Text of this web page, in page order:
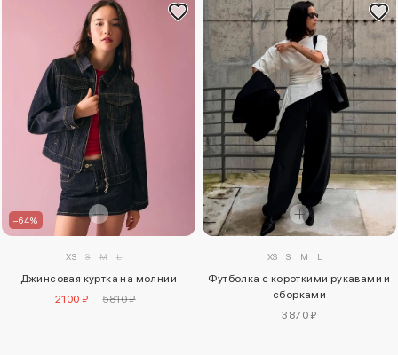
–64%
XS S M L
Джинсовая куртка на молнии
2100 ₽
5810 ₽
XS S M L
Футболка с короткими рукавами и
сборками
3870 ₽